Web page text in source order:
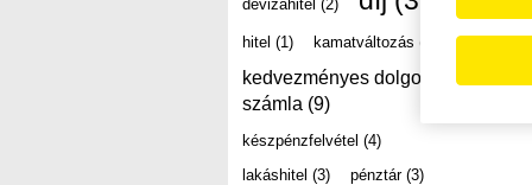
devizahitel (2)
hitel (1) kamatváltozás (2)
kedvezményes dolgozói
számla (9)
készpénzfelvétel (4)
lakáshitel (3) pénztár (3)